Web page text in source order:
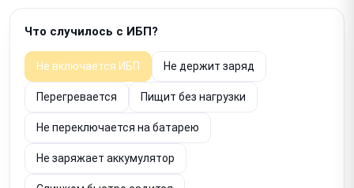
Что случилось с ИБП?
Не включается ИБП Не держит заряд
Перегревается Пищит без нагрузки
Не переключается на батарею
Не заряжает аккумулятор